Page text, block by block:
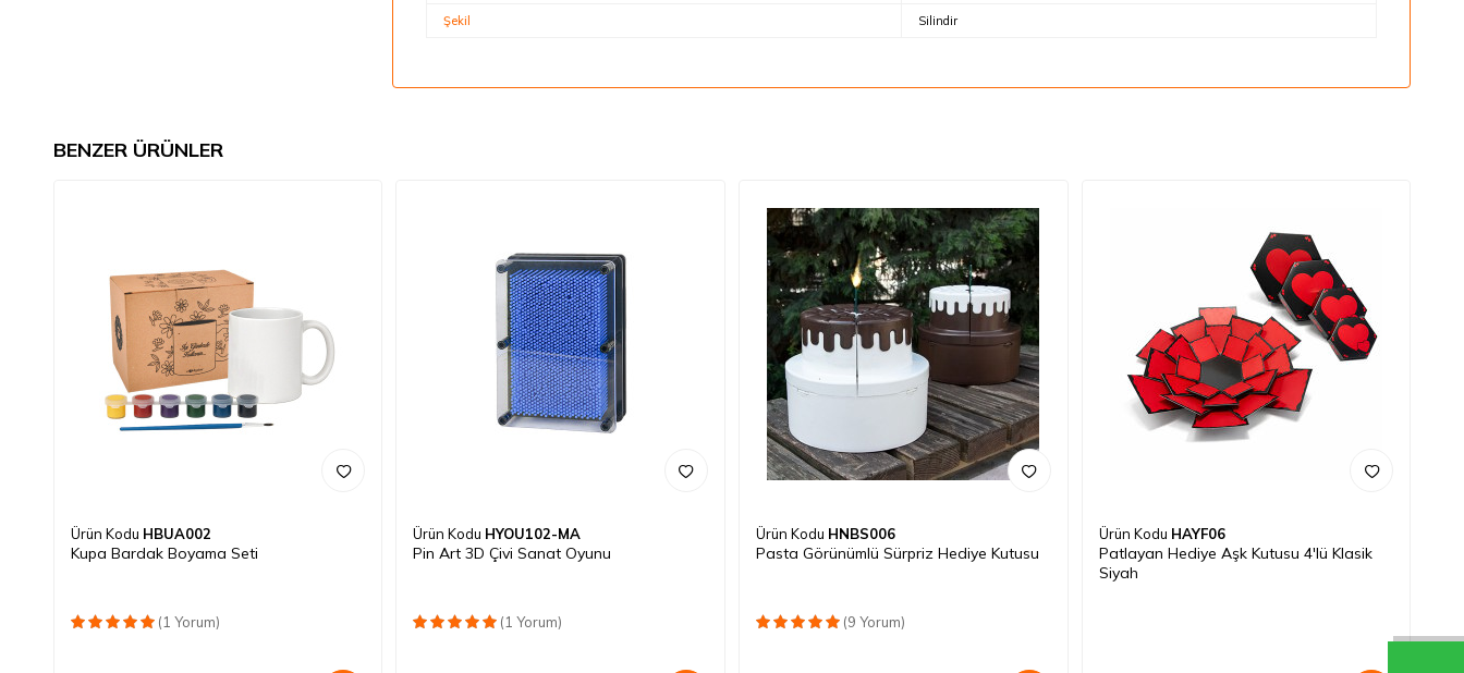
Şekil Silindir
BENZER ÜRÜNLER
Ürün Kodu HBUA002
Kupa Bardak Boyama Seti
(1 Yorum)
Ürün Kodu HYOU102-MA
Pin Art 3D Çivi Sanat Oyunu
(1 Yorum)
Ürün Kodu HNBS006
Pasta Görünümlü Sürpriz Hediye Kutusu
(9 Yorum)
Ürün Kodu HAYF06
Patlayan Hediye Aşk Kutusu 4'lü Klasik
Siyah